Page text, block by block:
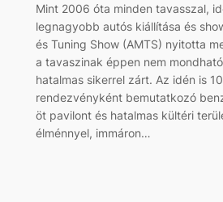
Mint 2006 óta minden tavasszal,
legnagyobb autós kiállítása és
és Tuning Show (AMTS) nyitotta
a tavaszinak éppen nem
hatalmas sikerrel zárt. Az idén is
rendezvényként bemutatkozó
öt pavilont és hatalmas kültéri
élménnyel, immáron…